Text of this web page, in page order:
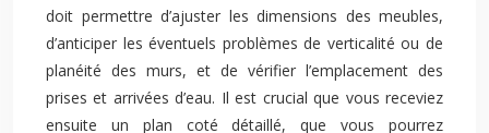
doit permettre d’ajuster les dimensions des meubles,
d’anticiper les éventuels problèmes de verticalité ou de
planéité des murs, et de vérifier l’emplacement des
prises et arrivées d’eau. Il est crucial que vous receviez
ensuite un plan coté détaillé, que vous pourrez